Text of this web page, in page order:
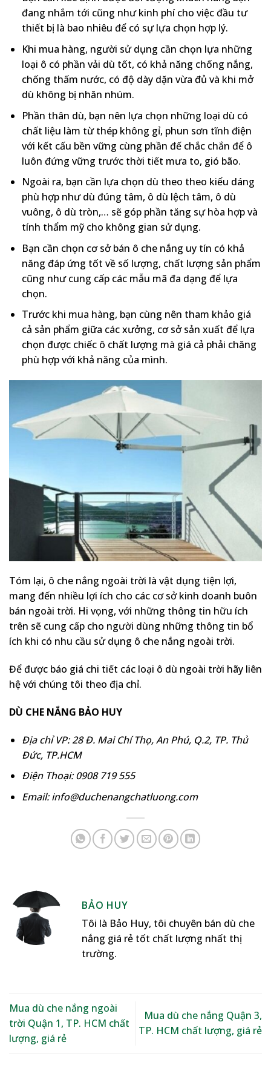
đang nhắm tới cũng như kinh phí cho việc đầu tư
thiết bị là bao nhiêu để có sự lựa chọn hợp lý.
Khi mua hàng, người sử dụng cần chọn lựa những
loại ô có phần vải dù tốt, có khả năng chống nắng,
chống thấm nước, có độ dày dặn vừa đủ và khi mở
dù không bị nhăn nhúm.
Phần thân dù, bạn nên lựa chọn những loại dù có
chất liệu làm từ thép không gỉ, phun sơn tĩnh điện
với kết cấu bền vững cùng phần đế chắc chắn để ô
luôn đứng vững trước thời tiết mưa to, gió bão.
Ngoài ra, bạn cần lựa chọn dù theo theo kiểu dáng
phù hợp như dù đúng tâm, ô dù lệch tâm, ô dù
vuông, ô dù tròn,… sẽ góp phần tăng sự hòa hợp và
tính thẩm mỹ cho không gian sử dụng.
Bạn cần chọn cơ sở bán ô che nắng uy tín có khả
năng đáp ứng tốt về số lượng, chất lượng sản phẩm
cũng như cung cấp các mẫu mã đa dạng để lựa
chọn.
Trước khi mua hàng, bạn cùng nên tham khảo giá
cả sản phẩm giữa các xưởng, cơ sở sản xuất để lựa
chọn được chiếc ô chất lượng mà giá cả phải chăng
phù hợp với khả năng của mình.
Tóm lại, ô che nắng ngoài trời là vật dụng tiện lợi,
mang đến nhiều lợi ích cho các cơ sở kinh doanh buôn
bán ngoài trời. Hi vọng, với những thông tin hữu ích
trên sẽ cung cấp cho người dùng những thông tin bổ
ích khi có nhu cầu sử dụng ô che nắng ngoài trời.
Để được báo giá chi tiết các loại ô dù ngoài trời hãy liên
hệ với chúng tôi theo địa chỉ.
DÙ CHE NẮNG BẢO HUY
Địa chỉ VP: 28 Đ. Mai Chí Thọ, An Phú, Q.2, TP. Thủ
Đức, TP.HCM
Điện Thoại: 0908 719 555
Email: info@duchenangchatluong.com
BẢO HUY
Tôi là Bảo Huy, tôi chuyên bán dù che
nắng giá rẻ tốt chất lượng nhất thị
trường.
Mua dù che nắng ngoài
trời Quận 1, TP. HCM chất
lượng, giá rẻ
Mua dù che nắng Quận 3,
TP. HCM chất lượng, giá rẻ